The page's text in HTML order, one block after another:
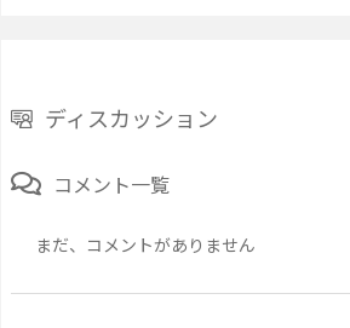
ディスカッション
コメント一覧
まだ、コメントがありません